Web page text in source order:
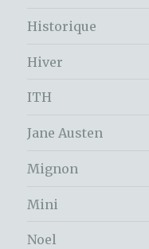
Historique
Hiver
ITH
Jane Austen
Mignon
Mini
Noel